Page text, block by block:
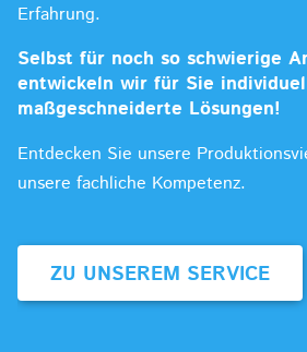
Erfahrung.
Selbst für noch so schwierige
entwickeln wir für Sie
maßgeschneiderte Lösungen!
Entdecken Sie unsere
unsere fachliche Kompetenz.
ZU UNSEREM SERVICE